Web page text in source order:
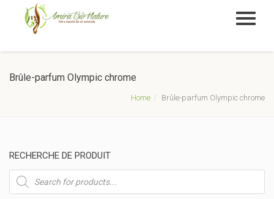
Brûle-parfum Olympic chrome
Home Brûle-parfum Olympic chrome
RECHERCHE DE PRODUIT
Recherche
de
produits